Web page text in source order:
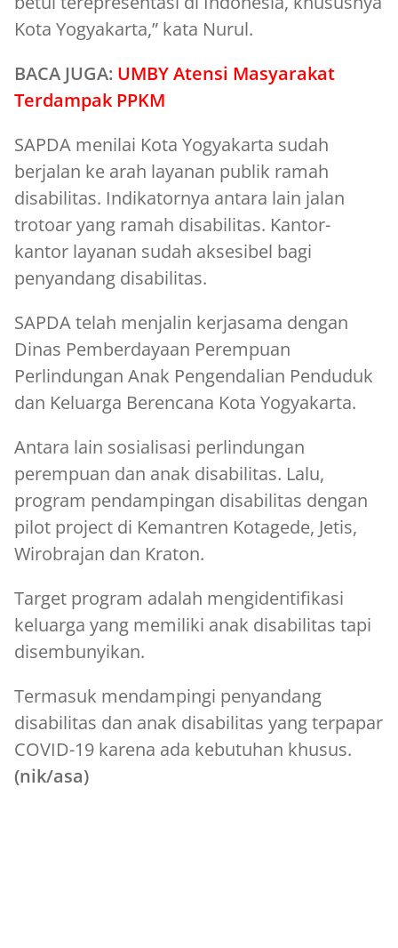
Kota Yogyakarta,” kata Nurul.
BACA JUGA: UMBY Atensi Masyarakat
Terdampak PPKM
SAPDA menilai Kota Yogyakarta sudah
berjalan ke arah layanan publik ramah
disabilitas. Indikatornya antara lain jalan
trotoar yang ramah disabilitas. Kantor-
kantor layanan sudah aksesibel bagi
penyandang disabilitas.
SAPDA telah menjalin kerjasama dengan
Dinas Pemberdayaan Perempuan
Perlindungan Anak Pengendalian Penduduk
dan Keluarga Berencana Kota Yogyakarta.
Antara lain sosialisasi perlindungan
perempuan dan anak disabilitas. Lalu,
program pendampingan disabilitas dengan
pilot project di Kemantren Kotagede, Jetis,
Wirobrajan dan Kraton.
Target program adalah mengidentifikasi
keluarga yang memiliki anak disabilitas tapi
disembunyikan.
Termasuk mendampingi penyandang
disabilitas dan anak disabilitas yang terpapar
COVID-19 karena ada kebutuhan khusus.
(nik/asa)